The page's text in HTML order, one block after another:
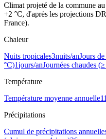
Climat projeté de la commune
+2 °C, d'après les projections
France).
Chaleur
Nuits tropicales3nuits/anJours
°C)1jours/anJournées chaudes
Température
Température moyenne annuelle
Précipitations
Cumul de précipitations